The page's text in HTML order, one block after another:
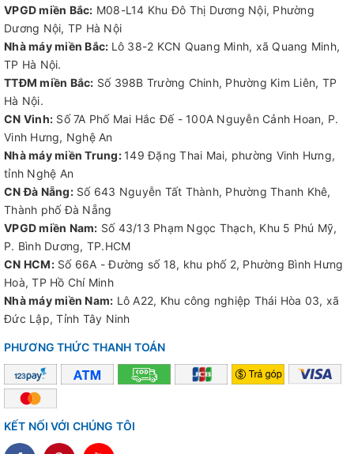
VPGD miền Bắc: M08-L14 Khu Đô Thị Dương Nội, Phường
Dương Nội, TP Hà Nội
Nhà máy miền Bắc: Lô 38-2 KCN Quang Minh, xã Quang Minh,
TP Hà Nội.
TTĐM miền Bắc: Số 398B Trường Chinh, Phường Kim Liên, TP
Hà Nội.
CN Vinh: Số 7A Phố Mai Hắc Đế - 100A Nguyễn Cảnh Hoan, P.
Vinh Hưng, Nghệ An
Nhà máy miền Trung: 149 Đặng Thai Mai, phường Vinh Hưng,
tỉnh Nghệ An
CN Đà Nẵng:Số 643 Nguyễn Tất Thành, Phường Thanh Khê,
Thành phố Đà Nẵng
VPGD miền Nam: Số 43/13 Phạm Ngọc Thạch, Khu 5 Phú Mỹ,
P. Bình Dương, TP.HCM
CN HCM:Số 66A - Đường số 18, khu phố 2, Phường Bình Hưng
Hoà, TP Hồ Chí Minh
Nhà máy miền Nam: Lô A22, Khu công nghiệp Thái Hòa 03, xã
Đức Lập, Tỉnh Tây Ninh
PHƯƠNG THỨC THANH TOÁN
KẾT NỐI VỚI CHÚNG TÔI